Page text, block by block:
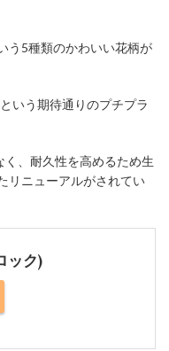
う5種類のかわいい花柄が
いう期待通りのプチプラ
、耐久性を高めるため生
リニューアルがされてい
ック)